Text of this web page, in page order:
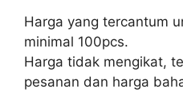
Harga yang tercantum
minimal 100pcs.
Harga tidak mengikat,
pesanan dan harga